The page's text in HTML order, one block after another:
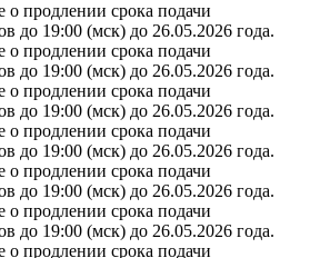
о продлении срока подачи
до 19:00 (мск) до 26.05.2026 года.
о продлении срока подачи
до 19:00 (мск) до 26.05.2026 года.
о продлении срока подачи
до 19:00 (мск) до 26.05.2026 года.
о продлении срока подачи
до 19:00 (мск) до 26.05.2026 года.
о продлении срока подачи
до 19:00 (мск) до 26.05.2026 года.
о продлении срока подачи
до 19:00 (мск) до 26.05.2026 года.
о продлении срока подачи